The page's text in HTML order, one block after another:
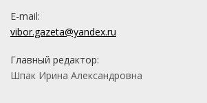
E-mail:
vibor.gazeta@yandex.ru
Главный редактор:
Шпак Ирина Александровна